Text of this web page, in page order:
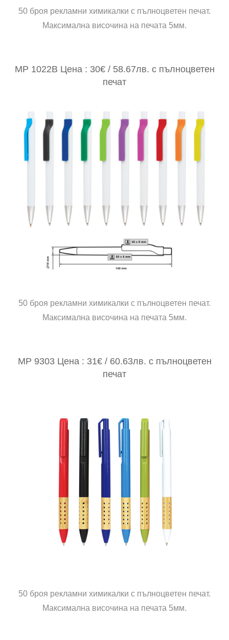
50 броя рекламни химикалки с пълноцветен печат.
Максимална височина на печата 5мм.
MP 1022B Цена : 30€ / 58.67лв. с пълноцветен
печат
50 броя рекламни химикалки с пълноцветен печат.
Максимална височина на печата 5мм.
MP 9303 Цена : 31€ / 60.63лв. с пълноцветен
печат
50 броя рекламни химикалки с пълноцветен печат.
Максимална височина на печата 5мм.